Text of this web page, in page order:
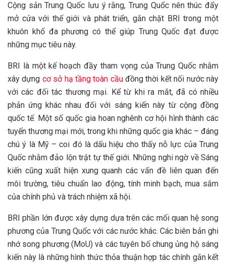
Cộng sản Trung Quốc lưu ý rằng, Trung Quốc nên thúc đẩy
mở cửa với thế giới và phát triển, gắn chặt BRI trong một
khuôn khổ đa phương có thể giúp Trung Quốc đạt được
những mục tiêu này.
BRI là một kế hoạch đầy tham vọng của Trung Quốc nhằm
xây dựng cơ sở hạ tầng toàn cầuđồng thời kết nối nước này
với các đối tác thương mại. Kể từ khi ra mắt, đã có nhiều
phản ứng khác nhau đối với sáng kiến này từ cộng đồng
quốc tế. Một số quốc gia hoan nghênh cơ hội hình thành các
tuyến thương mại mới, trong khi những quốc gia khác – đáng
chú ý là Mỹ – coi đó là dấu hiệu cho thấy nỗ lực của Trung
Quốc nhằm đảo lộn trật tự thế giới. Những nghi ngờ về Sáng
kiến ​​cũng xuất hiện xung quanh các vấn đề liên quan đến
môi trường, tiêu chuẩn lao động, tính minh bạch, mua sắm
của chính phủ và trách nhiệm xã hội.
BRI phần lớn được xây dựng dựa trên các mối quan hệ song
phương của Trung Quốc với các nước khác. Các biên bản ghi
nhớ song phương (MoU) và các tuyên bố chung ủng hộ sáng
kiến ​​này là những hình thức thỏa thuận hợp tác chính gắn kết